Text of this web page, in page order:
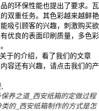
的环保性能也提出了要求。瓦
双重任务。其色彩越来越鲜艳
吸引顾客的兴趣，刺激购买欲
优良的表面印刷质量，多色彩
于的介绍，看了我们的文章
容还有兴趣，请点击我们的产
养之道_西安纸箱的定做过程
类的_西安纸箱制作的方式是怎